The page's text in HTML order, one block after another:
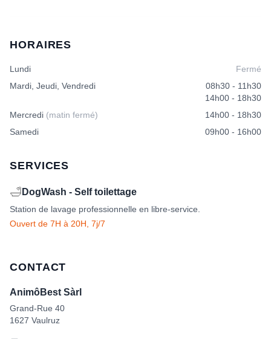
HORAIRES
Lundi
Fermé
Mardi, Jeudi, Vendredi
08h30 - 11h30
14h00 - 18h30
Mercredi (matin fermé)
14h00 - 18h30
Samedi
09h00 - 16h00
SERVICES
🛁 DogWash - Self toilettage
Station de lavage professionnelle en libre-service.
Ouvert de 7H à 20H, 7j/7
CONTACT
AnimôBest Sàrl
Grand-Rue 40
1627 Vaulruz